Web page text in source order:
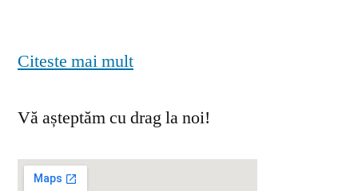
Citeste mai mult
Vă așteptăm cu drag la noi!